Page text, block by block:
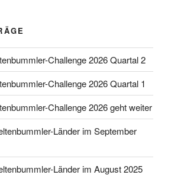
Challenge 2026 Quartal 2
Challenge 2026 Quartal 1
Challenge 2026 geht weiter
Länder im September
Länder im August 2025